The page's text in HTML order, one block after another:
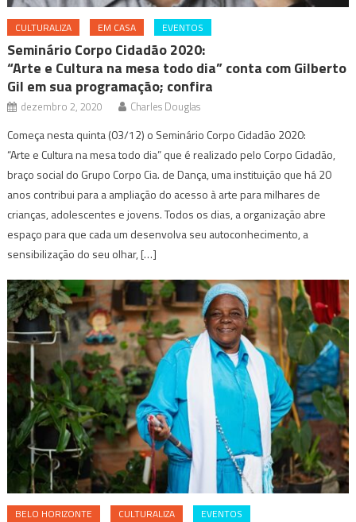
CULTURALIZA EM CASA EVENTOS
Seminário Corpo Cidadão 2020:
“Arte e Cultura na mesa todo dia” conta com Gilberto
Gil em sua programação; confira
dezembro 2, 2020 Charles Douglas
Começa nesta quinta (03/12) o Seminário Corpo Cidadão 2020:
“Arte e Cultura na mesa todo dia” que é realizado pelo Corpo Cidadão,
braço social do Grupo Corpo Cia. de Dança, uma instituição que há 20
anos contribui para a ampliação do acesso à arte para milhares de
crianças, adolescentes e jovens. Todos os dias, a organização abre
espaço para que cada um desenvolva seu autoconhecimento, a
sensibilização do seu olhar, […]
BELO HORIZONTE CULTURALIZA EVENTOS